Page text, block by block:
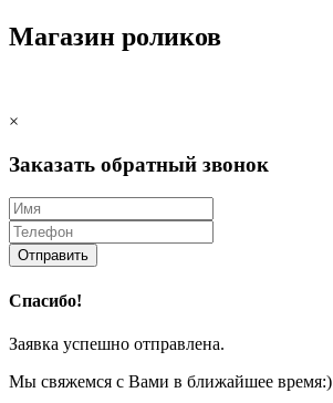
Магазин роликов
×
Заказать обратный звонок
Отправить
Спасибо!
Заявка успешно отправлена.
Мы свяжемся с Вами в ближайшее время:)